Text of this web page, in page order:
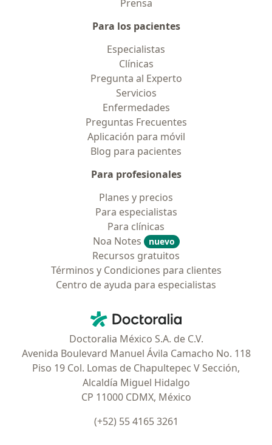
Prensa
Para los pacientes
Especialistas
Clínicas
Pregunta al Experto
Servicios
Enfermedades
Preguntas Frecuentes
Aplicación para móvil
Blog para pacientes
Para profesionales
Planes y precios
Para especialistas
Para clínicas
Noa Notes
nuevo
Recursos gratuitos
Términos y Condiciones para clientes
Centro de ayuda para especialistas
Doctoralia - Página de inicio
Doctoralia México S.A. de C.V.
Avenida Boulevard Manuel Ávila Camacho No. 118
Piso 19 Col. Lomas de Chapultepec V Sección,
Alcaldía Miguel Hidalgo
CP 11000 CDMX, México
(+52) 55 4165 3261